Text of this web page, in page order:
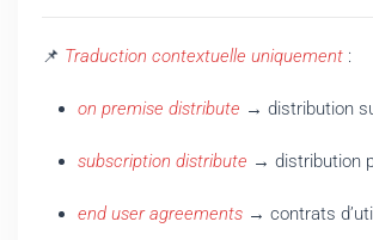
📌 Traduction contextuelle uniquement :
on premise distribute → distribution
subscription distribute → distribution
end user agreements → contrats